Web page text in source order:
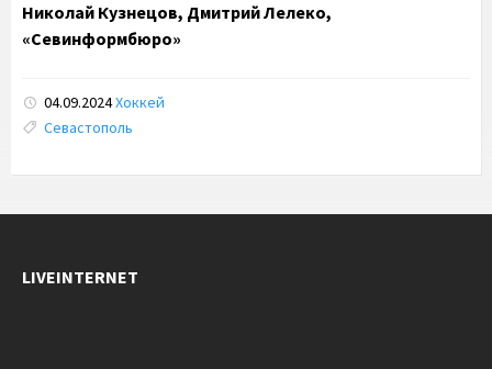
Николай Кузнецов, Дмитрий Лелеко,
«Севинформбюро»
04.09.2024Хоккей
Tags:
Севастополь
LIVEINTERNET